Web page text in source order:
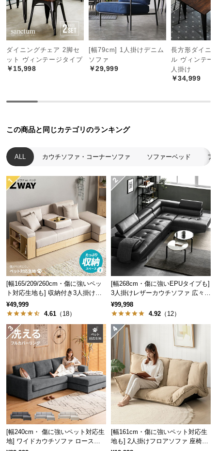
中
型
商
品
の
配
送
い
型
商
の
に
つ
い
て
開
梱
設
置
サ
ー
ビ
に
つ
て
搬
入
経
ダイニングチェア 2脚セ
ット ヴィンテージタイプ
￥15,998
[幅79cm] 1人掛けデニム
ソファ
￥29,999
長方形ダイニ
ル ヴィンテー
人掛け
￥34,999
この商品と同じカテゴリのランキング
ALL カウチソファ・コーナーソファ ソファーベッド フ
[幅165/209/260cm・傷に強いペッ
ト対応生地も] 収納付き3人掛け多
機能ソファ
¥49,999
4.61 （18）
[幅268cm・傷に強いEPUタイプも]
3人掛けレザーカウチソファ 広々設
計 高級感
¥99,998
4.92 （12）
[幅240cm・ 傷に強いペット対応生
地] ワイドカウチソファ ロースタ
[幅161cm・傷に強いペット対応生
地も] 2人掛けフロアソファ 座椅子